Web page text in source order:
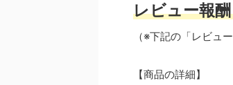
レビュー報
（※下記の「レビュ
【商品の詳細】